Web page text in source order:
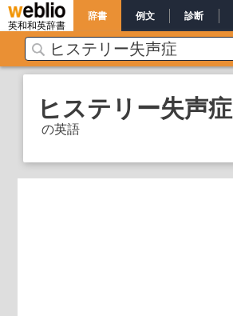
英和和英辞書
辞書 例文 診断
ヒステリー失声症
の英語